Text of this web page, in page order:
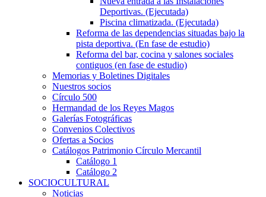
Deportivas. (Ejecutada)
Piscina climatizada. (Ejecutada)
Reforma de las dependencias situadas bajo la
pista deportiva. (En fase de estudio)
Reforma del bar, cocina y salones sociales
contiguos (en fase de estudio)
Memorias y Boletines Digitales
Nuestros socios
Círculo 500
Hermandad de los Reyes Magos
Galerías Fotográficas
Convenios Colectivos
Ofertas a Socios
Catálogos Patrimonio Círculo Mercantil
Catálogo 1
Catálogo 2
SOCIOCULTURAL
Noticias